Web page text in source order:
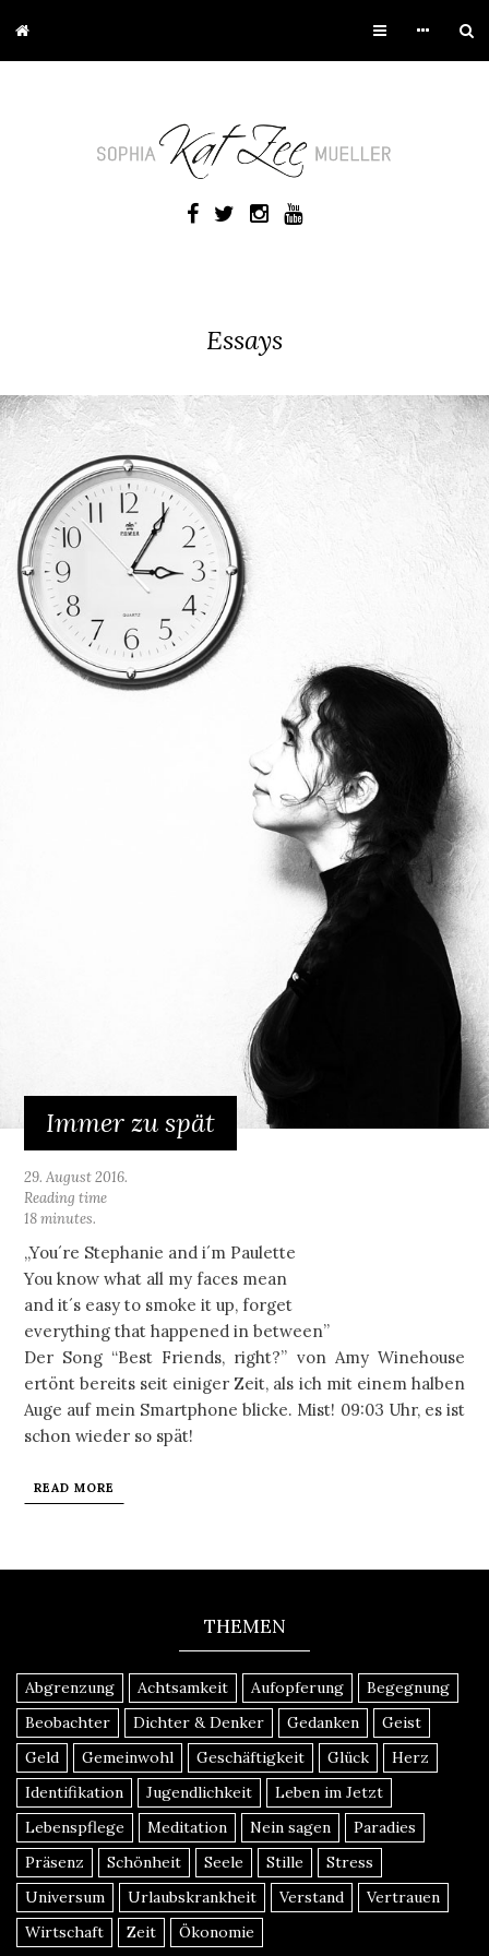
Essays
Immer zu spät
29. August 2016.
Reading time
18 minutes.
„You´re Stephanie and i´m Paulette
You know what all my faces mean
and it´s easy to smoke it up, forget
everything that happened in between”
Der Song “Best Friends, right?” von Amy Winehouse
ertönt bereits seit einiger Zeit, als ich mit einem halben
Auge auf mein Smartphone blicke. Mist! 09:03 Uhr, es ist
schon wieder so spät!
READ MORE
THEMEN
Abgrenzung Achtsamkeit Aufopferung
Begegnung
Beobachter
Dichter & Denker Gedanken
Geist
Geld
Gemeinwohl Geschäftigkeit Glück
Herz
Identifikation
Jugendlichkeit
Leben im Jetzt
Lebenspflege
Meditation Nein sagen
Paradies
Präsenz
Schönheit Seele Stille
Stress
Universum
Urlaubskrankheit Verstand
Vertrauen
Wirtschaft
Zeit Ökonomie